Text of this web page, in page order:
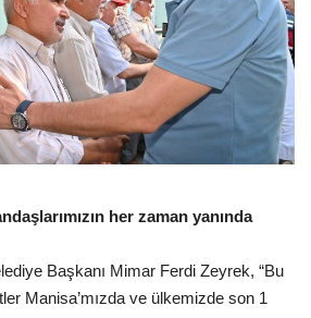
her zaman yanında
Başkanı Mimar Ferdi Zeyrek, “Bu
Manisa’mızda ve ülkemizde son 1